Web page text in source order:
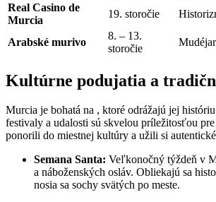
Real ⁢Casino de
Murcia
19. storočie
Arabské murivo
8. – 13.
storočie
Mudéjar
Kultúrne podujatia a
Murcia je bohatá na , ktoré odrážajú jej
festivaly a udalosti sú skvelou príležitosťou
ponorili ⁤do miestnej kultúry ‍a ⁤užili si
Semana Santa: ⁢Veľkonočný týždeň v
a náboženských osláv. Obliekajú sa​
nosia sa sochy svätých po ⁢meste.